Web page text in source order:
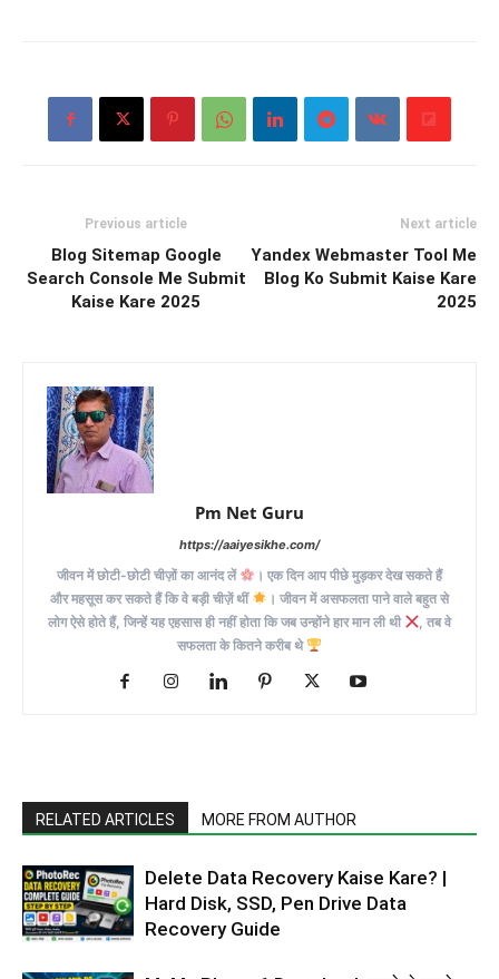
Previous article
Blog Sitemap Google
Search Console Me Submit
Kaise Kare 2025
Next article
Yandex Webmaster Tool Me
Blog Ko Submit Kaise Kare
2025
Pm Net Guru
https://aaiyesikhe.com/
जीवन में छोटी-छोटी चीज़ों का आनंद लें
। एक दिन आप पीछे मुड़कर देख सकते हैं
और महसूस कर सकते हैं कि वे बड़ी चीज़ें थीं
। जीवन में असफलता पाने वाले बहुत से
लोग ऐसे होते हैं, जिन्हें यह एहसास ही नहीं होता कि जब उन्होंने हार मान ली थी
, तब वे
सफलता के कितने करीब थे
RELATED ARTICLES MORE FROM AUTHOR
Delete Data Recovery Kaise Kare? |
Hard Disk, SSD, Pen Drive Data
Recovery Guide